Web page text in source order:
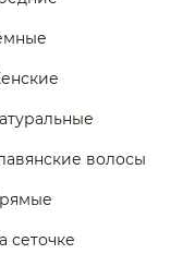
волосы
сеточке